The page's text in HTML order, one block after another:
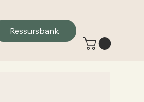
Ressursbank